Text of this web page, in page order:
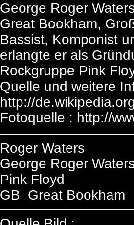
George Roger
Great Bookham,
Bassist, Komponist
erlangte er als
Rockgruppe Pink
Quelle und weitere
http://
Fotoquelle : http://
Roger Waters
George Roger
Pink Floyd
GB Great Bookham